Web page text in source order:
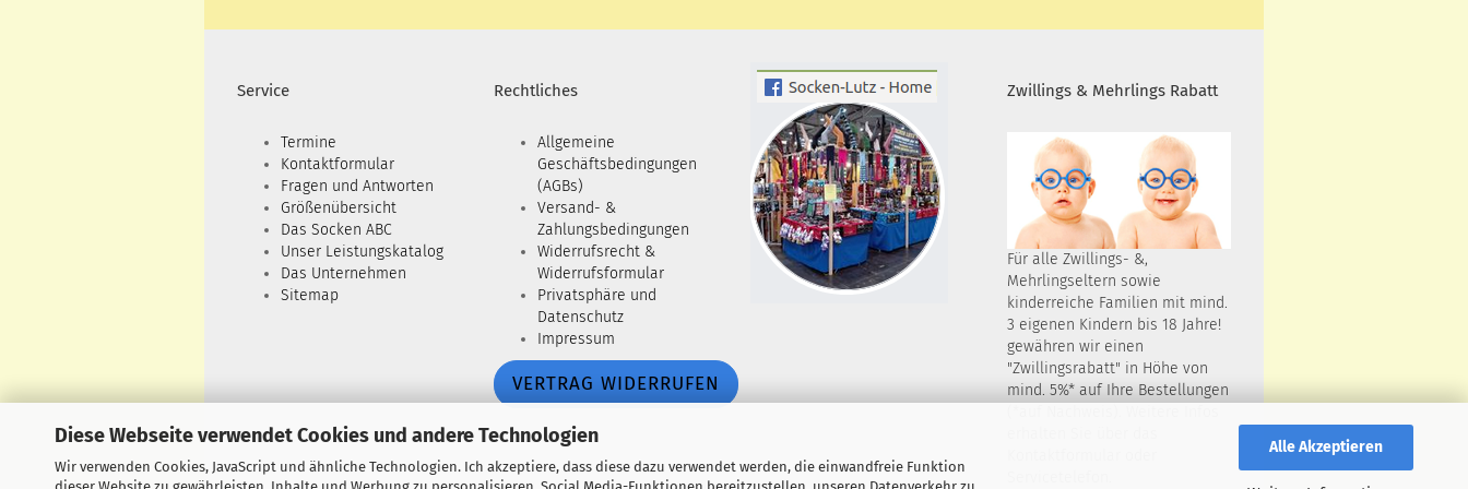
Diese Webseite verwendet Cookies und andere Technologien
Wir verwenden Cookies, JavaScript und ähnliche Technologien. Ich akzeptiere, dass diese dazu verwendet werden, die einwandfreie Funktion
Alle Akzeptieren
Service
Termine
Kontaktformular
Fragen und Antworten
Größenübersicht
Das Socken ABC
Unser Leistungskatalog
Das Unternehmen
Sitemap
Rechtliches
Allgemeine
Geschäftsbedingungen
(AGBs)
Versand- &
Zahlungsbedingungen
Widerrufsrecht &
Widerrufsformular
Privatsphäre und
Datenschutz
Impressum
VERTRAG WIDERRUFEN
Zwillings & Mehrlings Rabatt
Für alle Zwillings- &,
Mehrlingseltern sowie
kinderreiche Familien mit mind.
3 eigenen Kindern bis 18 Jahre!
gewähren wir einen
"Zwillingsrabatt" in Höhe von
mind. 5%* auf Ihre Bestellungen